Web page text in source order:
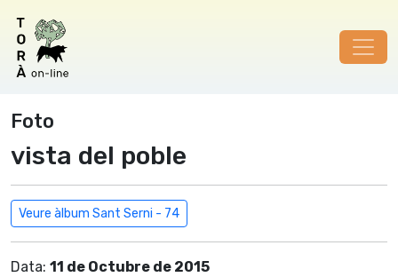
Foto
vista del poble
Veure àlbum Sant Serni - 74
Data: 11 de Octubre de 2015